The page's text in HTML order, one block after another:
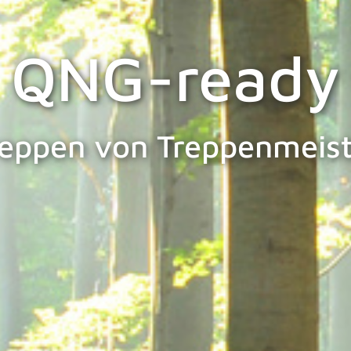
QNG-ready
von